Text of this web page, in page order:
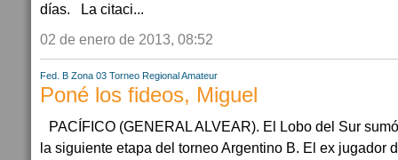
días. La citaci...
02 de enero de 2013, 08:52
Fed. B Zona 03 Torneo Regional Amateur
Poné los fideos, Miguel
PACÍFICO (GENERAL ALVEAR). El Lobo del Sur
la siguiente etapa del torneo Argentino B. El ex jugador